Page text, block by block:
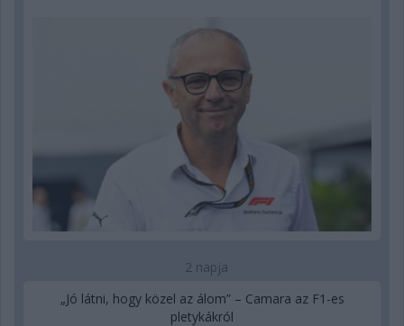
2 napja
„Jó látni, hogy közel az álom” – Camara az F1-es
pletykákról